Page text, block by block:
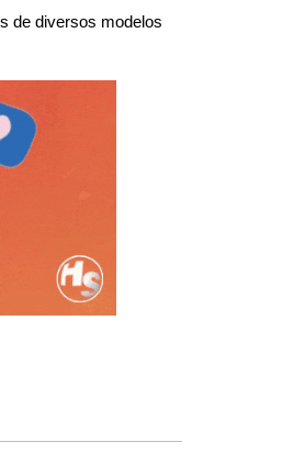
de diversos modelos